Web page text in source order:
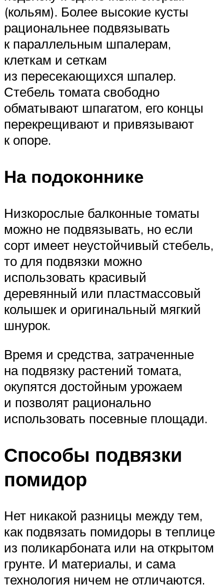
(кольям). Более высокие кусты
рациональнее подвязывать
к параллельным шпалерам,
клеткам и сеткам
из пересекающихся шпалер.
Стебель томата свободно
обматывают шпагатом, его концы
перекрещивают и привязывают
к опоре.
На подоконнике
Низкорослые балконные томаты
можно не подвязывать, но если
сорт имеет неустойчивый стебель,
то для подвязки можно
использовать красивый
деревянный или пластмассовый
колышек и оригинальный мягкий
шнурок.
Время и средства, затраченные
на подвязку растений томата,
окупятся достойным урожаем
и позволят рационально
использовать посевные площади.
Способы подвязки
помидор
Нет никакой разницы между тем,
как подвязать помидоры в теплице
из поликарбоната или на открытом
грунте. И материалы, и сама
технология ничем не отличаются.